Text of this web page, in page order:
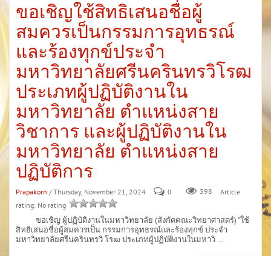
ขอเชิญใช้สิทธิเสนอชื่อผู้
สมควรเป็นกรรมการอุทธรณ์
และร้องทุกข์ประจำ
มหาวิทยาลัยศรีนครินทรวิโรฒ
ประเภทผู้ปฏิบัติงานใน
มหาวิทยาลัย ตำแหน่งสาย
วิชาการ และผู้ปฏิบัติงานใน
มหาวิทยาลัย ตำแหน่งสาย
ปฏิบัติการ
Prapakorn / Thursday, November 21, 2024 0 398
Article
rating: No rating
ขอเชิญ ผู้ปฏิบัติงานในมหาวิทยาลัย (สังกัดคณะวิทยาศาสตร์) “ใช้
สิทธิเสนอชื่อผู้สมควรเป็น กรรมการอุทธรณ์และร้องทุกข์ ประจำ
มหาวิทยาลัยศรีนครินทรวิ โรฒ ประเภทผู้ปฏิบัติงานในมหาวิ ...